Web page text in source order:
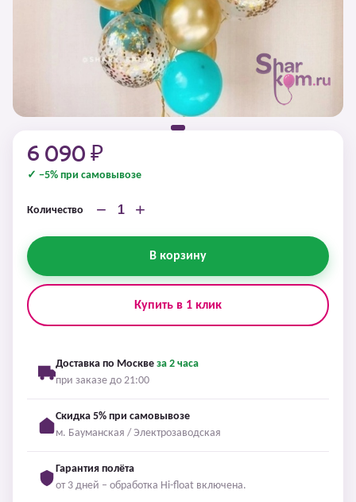
6 090 ₽
✓ −5% при самовывозе
Количество − +
В корзину
Купить в 1 клик
Доставка по Москве за 2 часа
при заказе до 21:00
Скидка 5% при самовывозе
м. Бауманская / Электрозаводская
Гарантия полёта
от 3 дней – обработка Hi-float включена.